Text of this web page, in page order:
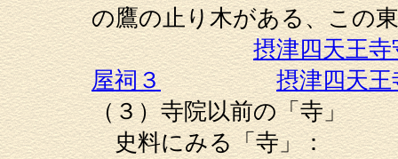
の鷹の止り木がある、この
摂津四天王
屋祠３
摂津四天
（３）寺院以前の「寺」
史料にみる「寺」：